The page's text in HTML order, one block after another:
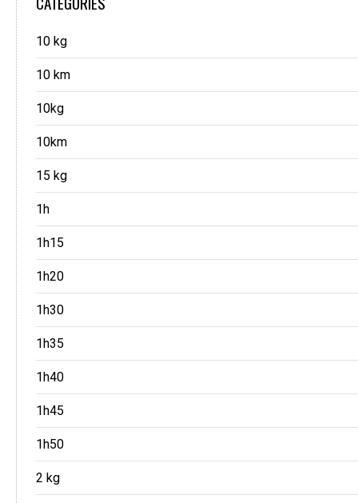
10 kg
10 km
10kg
10km
15 kg
1h
1h15
1h20
1h30
1h35
1h40
1h45
1h50
2 kg